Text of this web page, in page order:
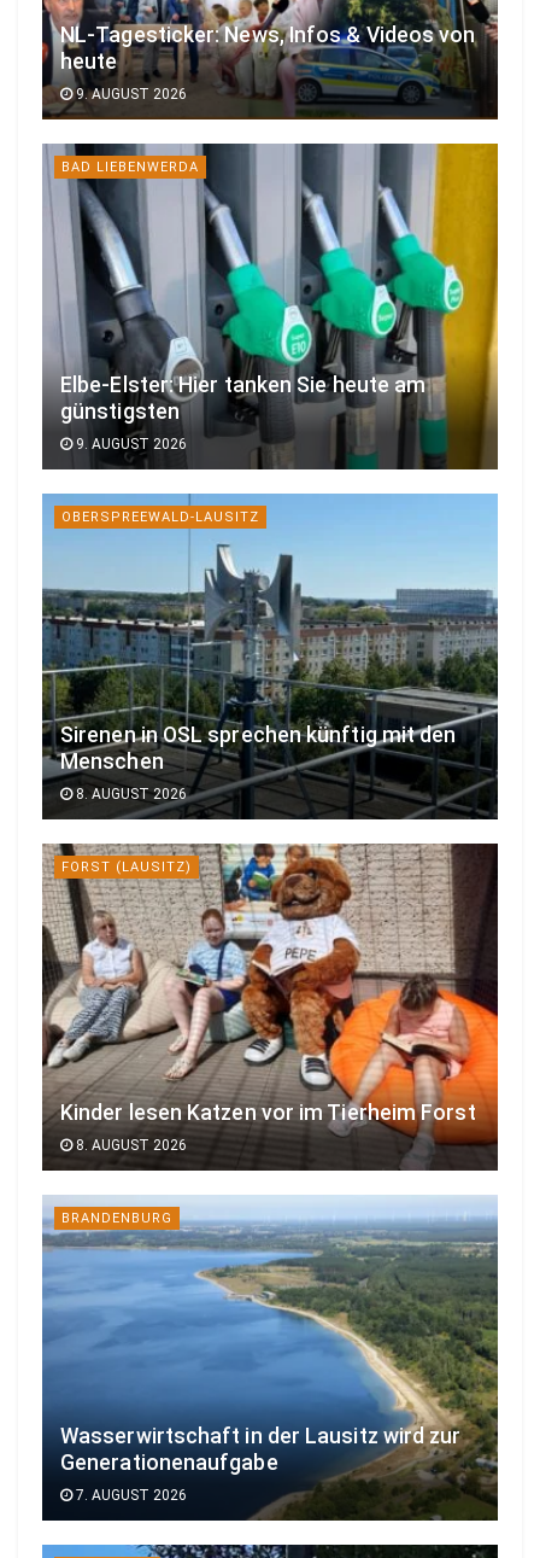
NL-Tagesticker: News, Infos & Videos von
heute
9. AUGUST 2026
BAD LIEBENWERDA
Elbe-Elster: Hier tanken Sie heute am
günstigsten
9. AUGUST 2026
OBERSPREEWALD-LAUSITZ
Sirenen in OSL sprechen künftig mit den
Menschen
8. AUGUST 2026
FORST (LAUSITZ)
Kinder lesen Katzen vor im Tierheim Forst
8. AUGUST 2026
BRANDENBURG
Wasserwirtschaft in der Lausitz wird zur
Generationenaufgabe
7. AUGUST 2026